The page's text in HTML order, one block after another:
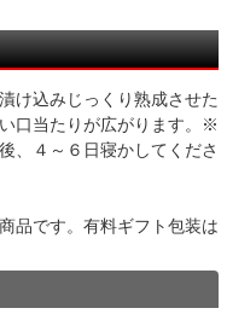
け込みじっくり熟成させた
口当たりが広がります。※
、４～６日寝かしてくださ
品です。有料ギフト包装は